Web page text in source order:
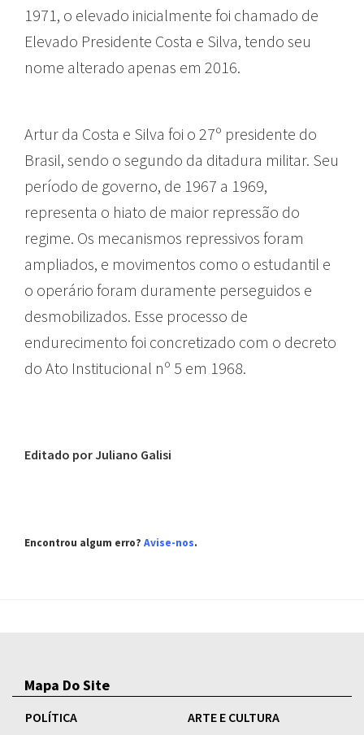
1971, o elevado inicialmente foi chamado de
Elevado Presidente Costa e Silva, tendo seu
nome alterado apenas em 2016.
Artur da Costa e Silva foi o 27º presidente do
Brasil, sendo o segundo da ditadura militar. Seu
período de governo, de 1967 a 1969,
representa o hiato de maior repressão do
regime. Os mecanismos repressivos foram
ampliados, e movimentos como o estudantil e
o operário foram duramente perseguidos e
desmobilizados. Esse processo de
endurecimento foi concretizado com o decreto
do Ato Institucional nº 5 em 1968.
Editado por Juliano Galisi
Encontrou algum erro? Avise-nos.
Mapa Do Site
POLÍTICA ARTE E CULTURA